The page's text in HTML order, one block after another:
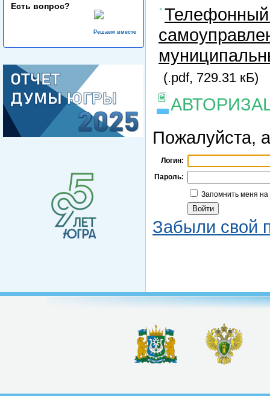
Есть вопрос?
Решаем вместе
Телефонный
(.pdf, 729.31 кБ)
Пожалуйста,
Логин:
Пароль:
Запомнить меня
Забыли свой